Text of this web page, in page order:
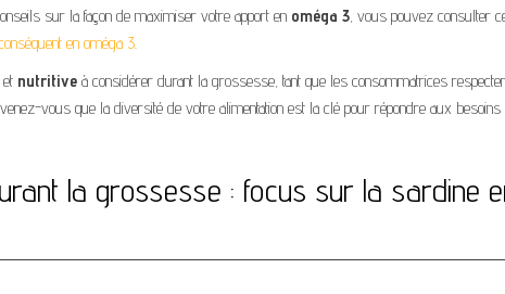
sur la façon de maximiser votre apport en oméga 3 , vous pouvez consulter
en oméga 3
nutritive à considérer durant la grossesse, tant que les consommatrices
vous que la diversité de votre alimentation est la clé pour répondre aux besoins
la grossesse : focus sur la sardine